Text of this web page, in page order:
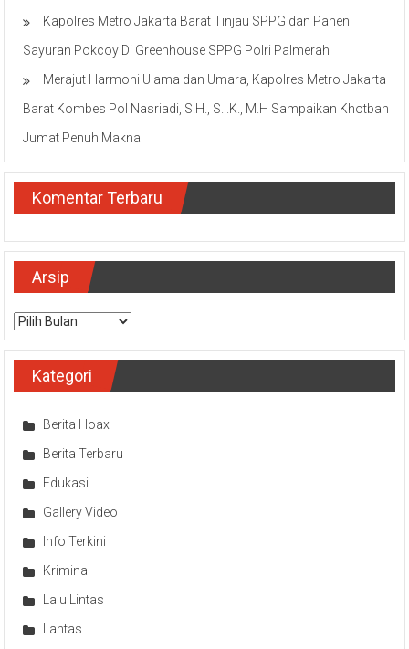
Kapolres Metro Jakarta Barat Tinjau SPPG dan Panen
Sayuran Pokcoy Di Greenhouse SPPG Polri Palmerah
Merajut Harmoni Ulama dan Umara, Kapolres Metro Jakarta
Barat Kombes Pol Nasriadi, S.H., S.I.K., M.H Sampaikan Khotbah
Jumat Penuh Makna
Komentar Terbaru
Arsip
Arsip
Kategori
Berita Hoax
Berita Terbaru
Edukasi
Gallery Video
Info Terkini
Kriminal
Lalu Lintas
Lantas